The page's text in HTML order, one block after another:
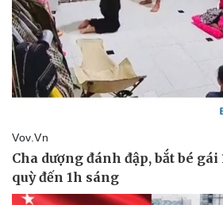
Di sản